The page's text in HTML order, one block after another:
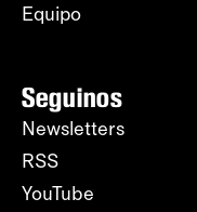
Equipo
Seguinos
Newsletters
RSS
YouTube